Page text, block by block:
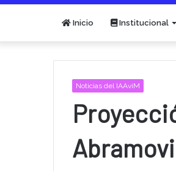
Inicio Institucional
Noticias del IAAviM